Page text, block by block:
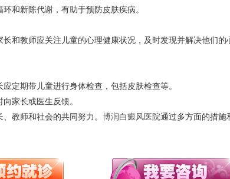
和新陈代谢，有助于预防皮肤疾病。
和教师应关注儿童的心理健康状况，及时发现并解决他们
定期带儿童进行身体检查，包括皮肤检查等。
家长或医生反馈。
教师和社会的共同努力。 博润白癜风医院通过多方面的措施